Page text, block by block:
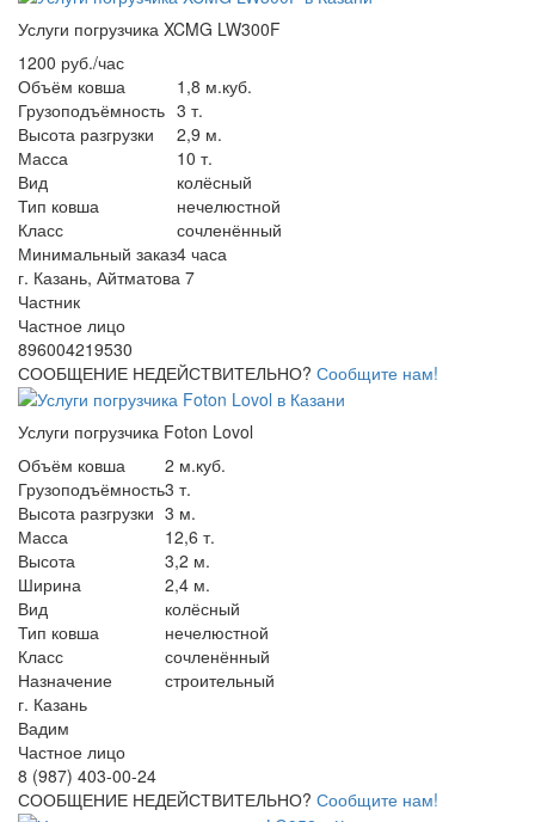
Услуги погрузчика XCMG LW300F
1200 руб./час
Объём ковша
1,8 м.куб.
Грузоподъёмность 3 т.
Высота разгрузки
2,9 м.
Масса
10 т.
Вид
колёсный
Тип ковша
нечелюстной
Класс
сочленённый
Минимальный заказ4 часа
г. Казань, Айтматова 7
Частник
Частное лицо
896004219530
СООБЩЕНИЕ НЕДЕЙСТВИТЕЛЬНО? Сообщите нам!
Услуги погрузчика Foton Lovol
Объём ковша
2 м.куб.
Грузоподъёмность3 т.
Высота разгрузки 3 м.
Масса
12,6 т.
Высота
3,2 м.
Ширина
2,4 м.
Вид
колёсный
Тип ковша
нечелюстной
Класс
сочленённый
Назначение
строительный
г. Казань
Вадим
Частное лицо
8 (987) 403-00-24
СООБЩЕНИЕ НЕДЕЙСТВИТЕЛЬНО? Сообщите нам!